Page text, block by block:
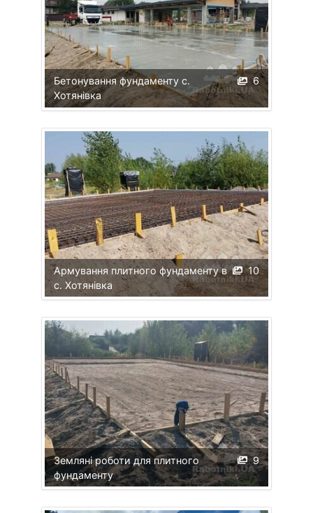
6
Бетонування фундаменту с.
Хотянівка
10
Армування плитного фундаменту в
с. Хотянівка
9
Земляні роботи для плитного
фундаменту